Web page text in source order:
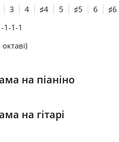
3 4 ♯4 5 ♯5 6 ♯6
1-1-1
на піаніно
на гітарі